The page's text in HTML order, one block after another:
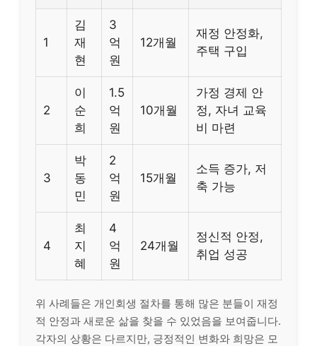
1
김
재
현
3
억
원
12개월
재정 안정화,
주택 구입
2
이
순
희
1.5
억
원
10개월
가정 경제 안
정, 자녀 교육
비 마련
3
박
동
민
2
억
원
15개월
소득 증가, 저
축 가능
4
최
지
혜
4
억
원
24개월
정신적 안정,
취업 성공
위 사례들은 개인회생 절차를 통해 많은 분들이 재정
적 안정과 새로운 삶을 찾을 수 있었음을 보여줍니다.
각자의 상황은 다르지만, 긍정적인 변화와 희망은 모